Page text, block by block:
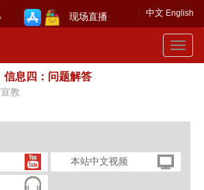
中文 English
现场直播
Toggle
信息四：问题解答
宣教
本站中文视频